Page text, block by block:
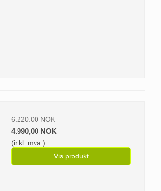
6.220,00 NOK
4.990,00 NOK
(inkl. mva.)
Vis produkt